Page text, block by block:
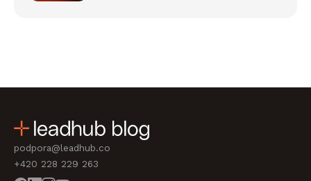
podpora@leadhub.co
+420 228 229 263